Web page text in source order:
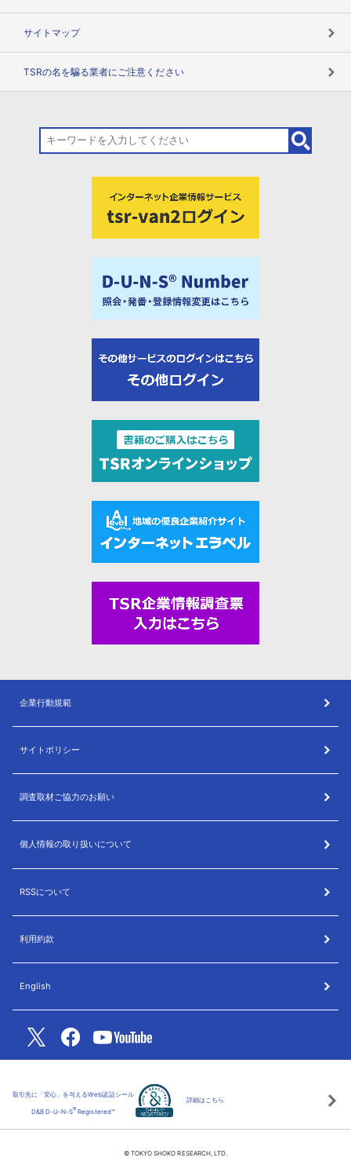
サイトマップ
TSRの名を騙る業者にご注意ください
企業行動規範
サイトポリシー
調査取材ご協力のお願い
個人情報の取り扱いについて
RSSについて
利用約款
English
© TOKYO SHOKO RESEARCH, LTD.
取引先に「安心」を与えるWeb認証シール
D&B D-U-N-S® Registered™
詳細はこちら